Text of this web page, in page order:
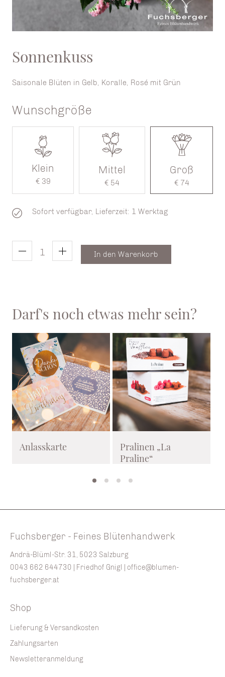
Sonnenkuss
Saisonale Blüten in Gelb, Koralle, Rosé mit Grün
Wunschgröße
Groß
€ 74
Klein
€ 39
Mittel
€ 54
Sofort verfügbar, Lieferzeit: 1 Werktag
In den Warenkorb
Darf's noch etwas mehr sein?
Anlasskarte
Pralinen „La
Praline“
Fuchsberger - Feines Blütenhandwerk
Andrä-Blüml-Str. 31, 5023 Salzburg
0043 662 644730 | Friedhof Gnigl | office@blumen-
fuchsberger.at
Shop
Lieferung & Versandkosten
Zahlungsarten
Newsletteranmeldung